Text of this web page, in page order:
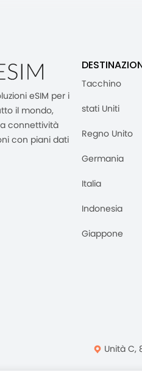
eSIM per i
il mondo,
connettività
con piani dati
Tacchino
stati Uniti
Regno Unito
Germania
Italia
Indonesia
Giappone
Unità C,